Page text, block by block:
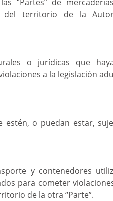
territorio de la
o jurídicas que
a la legislación
estén, o puedan estar,
y contenedores
para cometer
de la otra “Parte”.